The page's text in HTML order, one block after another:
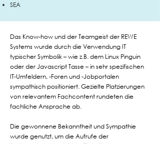
SEA
Das Know-how und der Teamgeist der REWE
Systems wurde durch die Verwendung IT
typischer Symbolik – wie z.B. dem Linux Pinguin
oder der Javascript Tasse – in sehr spezifischen
IT-Umfeldern, -Foren und -Jobportalen
sympathisch positioniert. Gezielte Platzierungen
von relevantem Fachcontent rundeten die
fachliche Ansprache ab.
Die gewonnene Bekanntheit und Sympathie
wurde genutzt, um die Aufrufe der